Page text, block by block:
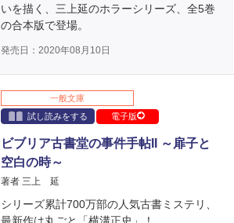
いを描く、三上延のホラーシリーズ、全5巻
の合本版で登場。
発売日：2020年08月10日
一般文庫
試し読みをする
電子版
ビブリア古書堂の事件手帖II ～扉子と
空白の時～
著者 三上 延
シリーズ累計700万部の人気古書ミステリ、